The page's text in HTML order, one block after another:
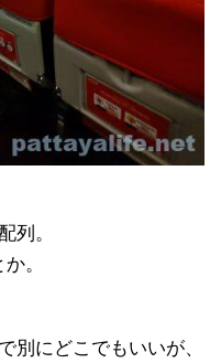
列。
。
別にどこでもいいが、